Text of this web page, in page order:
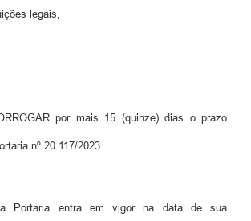
legais,
por mais 15 (quinze) dias o prazo
nº 20.117/2023.
Portaria entra em vigor na data de sua